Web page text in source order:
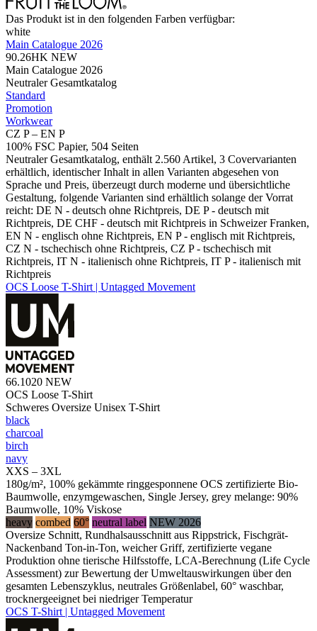
Das Produkt ist in den folgenden Farben verfügbar:
white
Main Catalogue 2026
90.26HK NEW
Main Catalogue 2026
Neutraler Gesamtkatalog
Standard
Promotion
Workwear
CZ P – EN P
100% FSC Papier, 504 Seiten
Neutraler Gesamtkatalog, enthält 2.560 Artikel, 3 Covervarianten
erhältlich, identischer Inhalt in allen Varianten abgesehen von
Sprache und Preis, überzeugt durch moderne und übersichtliche
Gestaltung, folgende Varianten sind erhältlich solange der Vorrat
reicht: DE N - deutsch ohne Richtpreis, DE P - deutsch mit
Richtpreis, DE CHF - deutsch mit Richtpreis in Schweizer Franken,
EN N - englisch ohne Richtpreis, EN P - englisch mit Richtpreis,
CZ N - tschechisch ohne Richtpreis, CZ P - tschechisch mit
Richtpreis, IT N - italienisch ohne Richtpreis, IT P - italienisch mit
Richtpreis
OCS Loose T-Shirt | Untagged Movement
66.1020 NEW
OCS Loose T-Shirt
Schweres Oversize Unisex T-Shirt
black
charcoal
birch
navy
XXS – 3XL
180g/m², 100% gekämmte ringgesponnene OCS zertifizierte Bio-
Baumwolle, enzymgewaschen, Single Jersey, grey melange: 90%
Baumwolle, 10% Viskose
heavy combed 60° neutral label NEW 2026
Oversize Schnitt, Rundhalsausschnitt aus Rippstrick, Fischgrät-
Nackenband Ton-in-Ton, weicher Griff, zertifizierte vegane
Produktion ohne tierische Hilfsstoffe, LCA-Berechnung (Life Cycle
Assessment) zur Bewertung der Umweltauswirkungen über den
gesamten Lebenszyklus, neutrales Größenlabel, 60° waschbar,
trocknergeeignet bei niedriger Temperatur
OCS T-Shirt | Untagged Movement